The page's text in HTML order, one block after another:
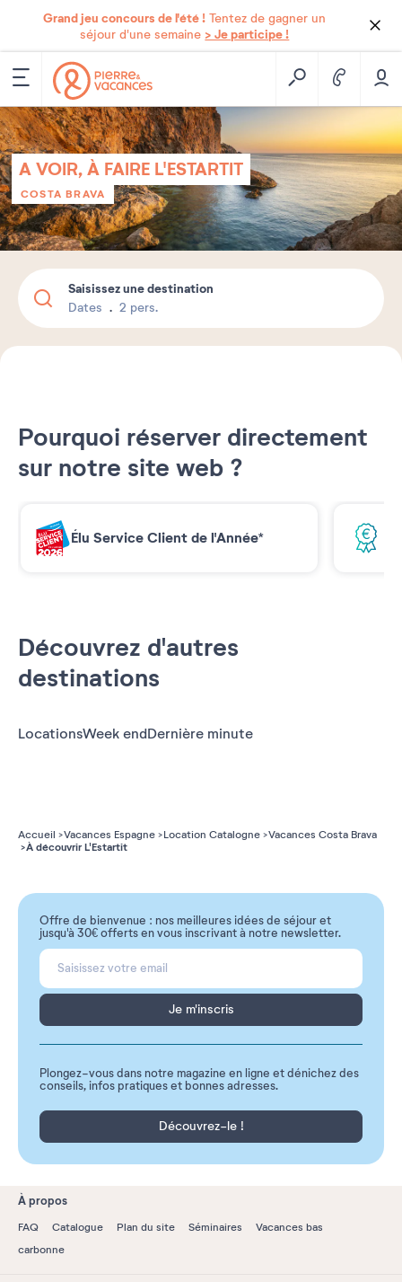
Grand jeu concours de l'été ! Tentez de gagner un
séjour d'une semaine > Je participe !
A VOIR, À FAIRE L'ESTARTIT
COSTA BRAVA
Saisissez une destination
Dates 2 pers.
Pourquoi réserver directement
sur notre site web ?
Élu Service Client de l'Année*
Découvrez d'autres
destinations
LocationsWeek endDernière minute
Accueil Vacances Espagne Location Catalogne Vacances Costa Brava
À découvrir L'Estartit
Offre de bienvenue : nos meilleures idées de séjour et
jusqu'à 30€ offerts en vous inscrivant à notre newsletter.
Je m'inscris
Plongez-vous dans notre magazine en ligne et dénichez des
conseils, infos pratiques et bonnes adresses.
Découvrez-le !
À propos
FAQ Catalogue Plan du site Séminaires
Vacances bas
carbonne